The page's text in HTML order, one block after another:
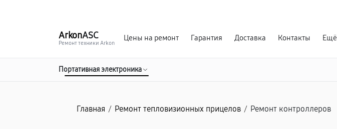
ArkonASC
Ремонт техники Arkon
Цены на ремонт Гарантия Доставка Контакты Ещё
Портативная электроника
Главная / Ремонт тепловизионных прицелов / Ремонт контроллеров